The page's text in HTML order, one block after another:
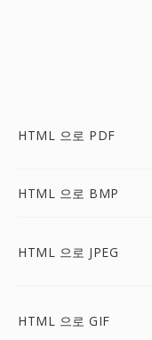
HTML 으로 PDF
HTML 으로 BMP
HTML 으로 JPEG
HTML 으로 GIF